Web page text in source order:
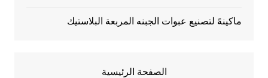
ماكينهً لتصنيع عبوات الجبنه المربعة البلاستيك
الصفحة الرئيسية